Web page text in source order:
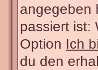
angegeben
passiert ist:
Option Ich
du den